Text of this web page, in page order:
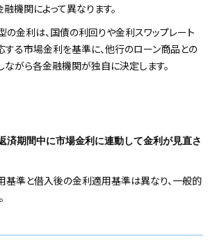
機関によって異なります。
金利は、国債の利回りや金利スワップレート
る市場金利を基準に、他行のローン商品との
がら各金融機関が独自に決定します。
済期間中に市場金利に連動して金利が見直さ
準と借入後の金利適用基準は異なり、一般的